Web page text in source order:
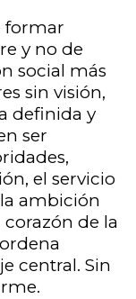
formar
y no de
social más
sin visión,
definida y
ser
el servicio
ambición
corazón de la
central. Sin